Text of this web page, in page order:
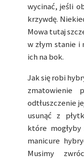
wycinać, jeśli
krzywdę.
Mowa tutaj
w złym stanie i
ich na bok.
Jak się robi
zmatowienie
odtłuszczenie
usunąć z
które mogłyby
manicure
Musimy